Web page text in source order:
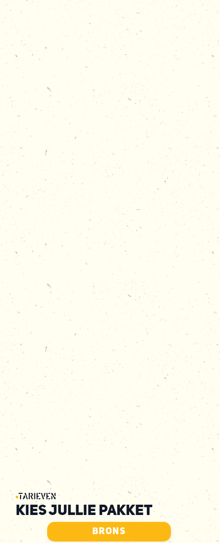
ruimte om te ontspannen en te genieten van een
drankje.
Waarom een tennis toernooi bij De Basis 010?
✅ Actief en toegankelijk voor alle niveaus
✅ Perfect voor teamuitjes en groepsactiviteiten
✅ Professioneel georganiseerd met speelschema en
banen
✅ Combinatie van sport, competitie en gezelligheid
Klaar om de eerste service te slaan en met je team de
winst te pakken? Plan nu jullie tennistoernooi bij De
Basis 010 en beleef een sportieve dag vol actie en
plezier!
PROGRAMMA
Check-In
uitgifte materialen
Instructie
 Activiteit
TARIEVEN
KIES JULLIE PAKKET
BRONS